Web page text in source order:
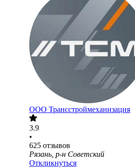
ООО Трансстроймеханизация
3.9
•
625 отзывов
Рязань, р-н Советский
Откликнуться